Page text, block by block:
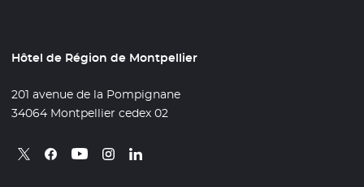
Hôtel de Région de Montpellier
201 avenue de la Pompignane
34064 Montpellier cedex 02
Retrouvez nous sur X
- Nouvelle fenêtre
Retrouvez nous sur Facebook
- Nouvelle fenêtre
Retrouvez nous sur Youtube
- Nouvelle fenêtre
Retrouvez nous sur Instagram
- Nouvelle fenêtre
Retrouvez nous sur Linkedin
- Nouvelle fenêtre